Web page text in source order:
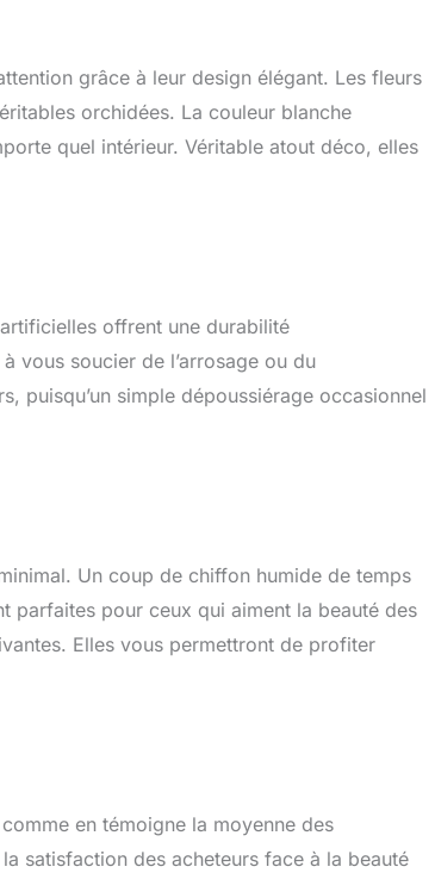
À associer à une fausse plante
pour créer un univers végétal raffiné et
grâce à leur design élégant. Les fleurs
orchidées. La couleur blanche
quel intérieur. Véritable atout déco, elles
offrent une durabilité
vous soucier de l’arrosage ou du
puisqu’un simple dépoussiérage occasionnel
Un coup de chiffon humide de temps
parfaites pour ceux qui aiment la beauté des
Elles vous permettront de profiter
en témoigne la moyenne des
satisfaction des acheteurs face à la beauté